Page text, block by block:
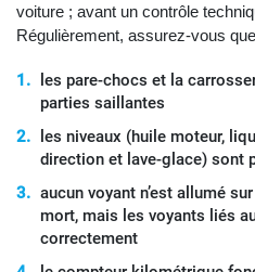
voiture ; avant un contrôle
Régulièrement, assurez-vous
les pare-chocs et la
parties saillantes
les niveaux (huile moteur,
direction et lave-glace) sont
aucun voyant n’est allumé
mort, mais les voyants liés
correctement